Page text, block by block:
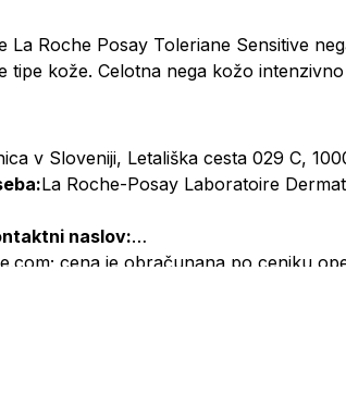
La Roche Posay Toleriane Sensitive
tipe kože. Celotna nega kožo
v Sloveniji, Letališka cesta 029 C,
La Roche-Posay Laboratoire
naslov:
cena je obračunana po ceniku